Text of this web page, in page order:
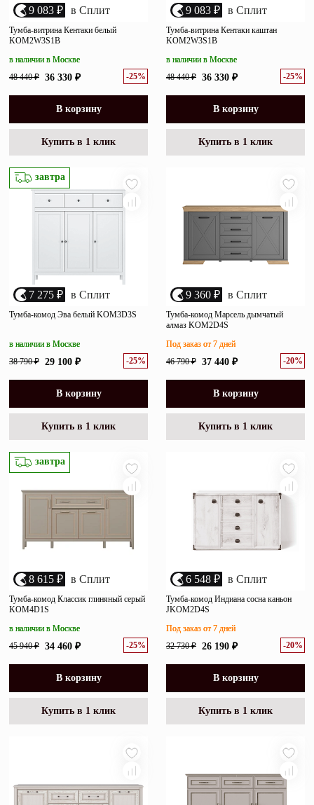
9 083 ₽ в Сплит
Тумба-витрина Кентаки белый
KOM2W3S1B
48 440 ₽ 36 330 ₽ -25%
в наличии в Москве
В корзину
Купить в 1 клик
9 083 ₽ в Сплит
Тумба-витрина Кентаки каштан
KOM2W3S1B
48 440 ₽ 36 330 ₽ -25%
в наличии в Москве
В корзину
Купить в 1 клик
завтра
7 275 ₽ в Сплит
Тумба-комод Эва белый KOM3D3S
38 790 ₽ 29 100 ₽ -25%
в наличии в Москве
В корзину
Купить в 1 клик
9 360 ₽ в Сплит
Тумба-комод Марсель дымчатый
алмаз KOM2D4S
46 790 ₽ 37 440 ₽ -20%
Под заказ от 7 дней
В корзину
Купить в 1 клик
завтра
8 615 ₽ в Сплит
Тумба-комод Классик глиняный серый
KOM4D1S
45 940 ₽ 34 460 ₽ -25%
в наличии в Москве
В корзину
Купить в 1 клик
6 548 ₽ в Сплит
Тумба-комод Индиана сосна каньон
JKOM2D4S
32 730 ₽ 26 190 ₽ -20%
Под заказ от 7 дней
В корзину
Купить в 1 клик